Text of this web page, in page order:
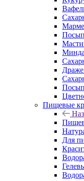
Драже
Пищевые
Для